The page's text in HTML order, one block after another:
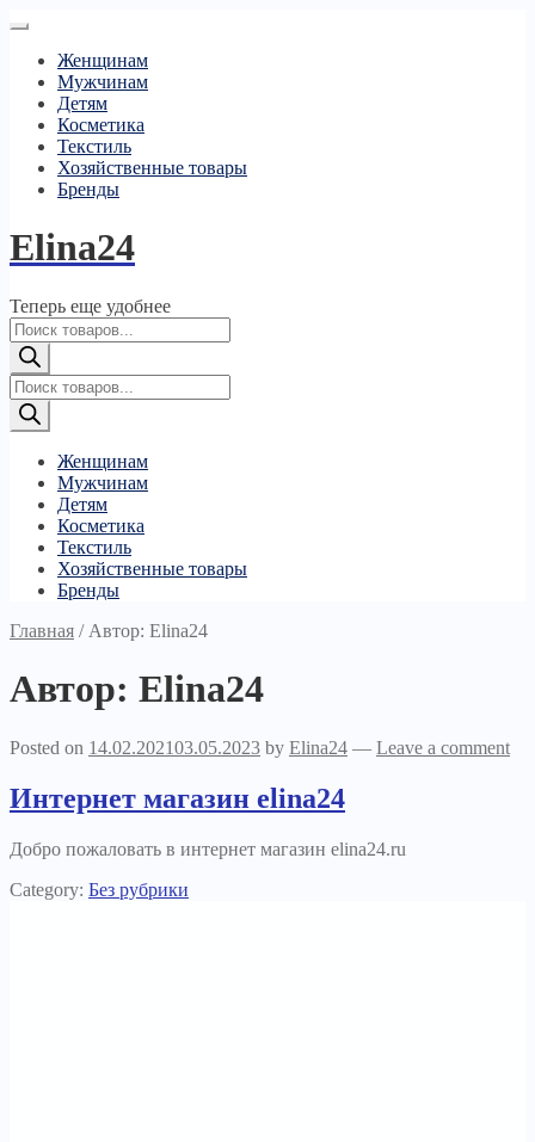
Женщинам
Мужчинам
Детям
Косметика
Текстиль
Хозяйственные товары
Бренды
Elina24
Теперь еще удобнее
Поиск
товаров
Поиск
товаров
Женщинам
Мужчинам
Детям
Косметика
Текстиль
Хозяйственные товары
Бренды
Главная / Автор: Elina24
Автор: Elina24
Posted on 14.02.202103.05.2023 by Elina24 — Leave a comment
Интернет магазин elina24
Добро пожаловать в интернет магазин elina24.ru
Category: Без рубрики